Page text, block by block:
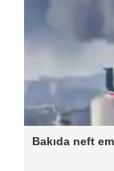
Bakıda neft